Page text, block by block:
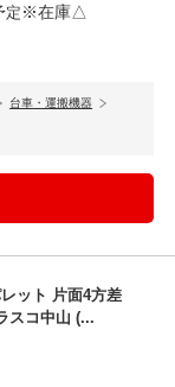
定※在庫△
台車・運搬機器
ット 片面4方差
スコ中山 (...